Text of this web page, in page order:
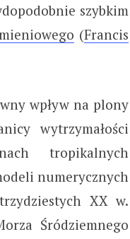
szybkim
(Francis
wpływ na plony
wytrzymałości
tropikalnych
numerycznych
XX w.
Śródziemnego